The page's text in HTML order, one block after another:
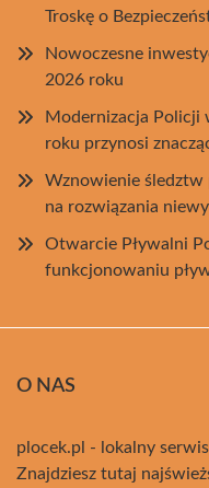
Troskę o
Nowoczesne
2026 roku
Modernizacja Policji
roku przynosi
Wznowienie śledztw
na rozwiązania
Otwarcie Pływalni
funkcjonowaniu
O NAS
plocek.pl - lokalny
Znajdziesz tutaj